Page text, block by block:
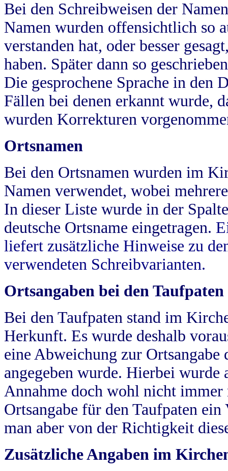
Bei den Schreibweisen der
Namen wurden offensichtlich so
verstanden hat, oder besser
haben. Später dann so
Die gesprochene Sprache in
Fällen bei denen erkannt wurde,
wurden Korrekturen
Ortsnamen
Bei den Ortsnamen wurden im
Namen verwendet, wobei
In dieser Liste wurde in der
deutsche Ortsname eingetragen.
liefert zusätzliche Hinweise zu
verwendeten Schreibvarianten.
Ortsangaben bei den Taufpaten
Bei den Taufpaten stand im
Herkunft. Es wurde deshalb
eine Abweichung zur
angegeben wurde. Hierbei wurde
Annahme doch wohl nicht
Ortsangabe für den Taufpaten
man aber von der Richtigkeit
Zusätzliche Angaben im